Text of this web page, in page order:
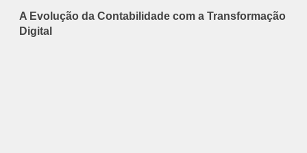
A Evolução da Contabilidade com a Transformação
Digital